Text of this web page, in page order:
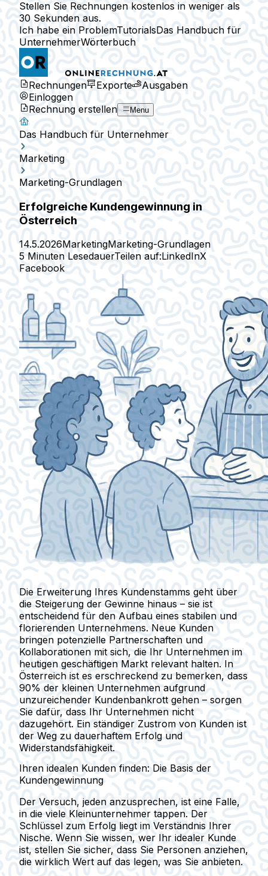
Stellen Sie Rechnungen kostenlos in weniger als
30 Sekunden aus.
Ich habe ein ProblemTutorialsDas Handbuch für
UnternehmerWörterbuch
Rechnungen Exporte
Ausgaben
Einloggen
Rechnung erstellen
Menu
Das Handbuch für Unternehmer
Marketing
Marketing-Grundlagen
Erfolgreiche Kundengewinnung in
Österreich
14.5.2026MarketingMarketing-Grundlagen
5 Minuten LesedauerTeilen auf:LinkedInX
Facebook
Die Erweiterung Ihres Kundenstamms geht über
die Steigerung der Gewinne hinaus – sie ist
entscheidend für den Aufbau eines stabilen und
florierenden Unternehmens. Neue Kunden
bringen potenzielle Partnerschaften und
Kollaborationen mit sich, die Ihr Unternehmen im
heutigen geschäftigen Markt relevant halten. In
Österreich ist es erschreckend zu bemerken, dass
90% der kleinen Unternehmen aufgrund
unzureichender Kundenbankrott gehen – sorgen
Sie dafür, dass Ihr Unternehmen nicht
dazugehört. Ein ständiger Zustrom von Kunden ist
der Weg zu dauerhaftem Erfolg und
Widerstandsfähigkeit.
Ihren idealen Kunden finden: Die Basis der
Kundengewinnung
Der Versuch, jeden anzusprechen, ist eine Falle,
in die viele Kleinunternehmer tappen. Der
Schlüssel zum Erfolg liegt im Verständnis Ihrer
Nische. Wenn Sie wissen, wer Ihr idealer Kunde
ist, stellen Sie sicher, dass Sie Personen anziehen,
die wirklich Wert auf das legen, was Sie anbieten.